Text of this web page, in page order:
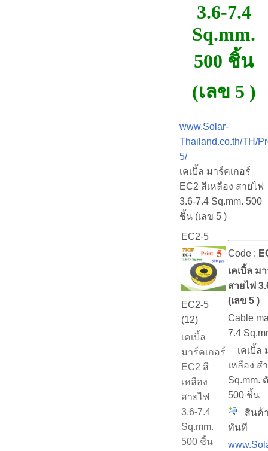
3.6-7.4
Sq.mm.
500 ชิ้น
(เลข 5 )
www.Solar-
Thailand.co.th/TH/
5/
เคเบิ้ล มาร์คเกอร์
EC2 สีเหลือง สายไฟ
3.6-7.4 Sq.mm. 500
ชิ้น (เลข 5 )
EC2-5
EC2-5
(12)
เคเบิ้ล
มาร์คเกอร์
EC2 สี
เหลือง
สายไฟ
3.6-7.4
Sq.mm.
500 ชิ้น
Code :
เคเบิ้ล ม
สายไฟ
(เลข 5 )
Cable
7.4
เคเบิ้ล
เหลือง ส
Sq.mm.
500 ชิ้น
สินค้
ทันที